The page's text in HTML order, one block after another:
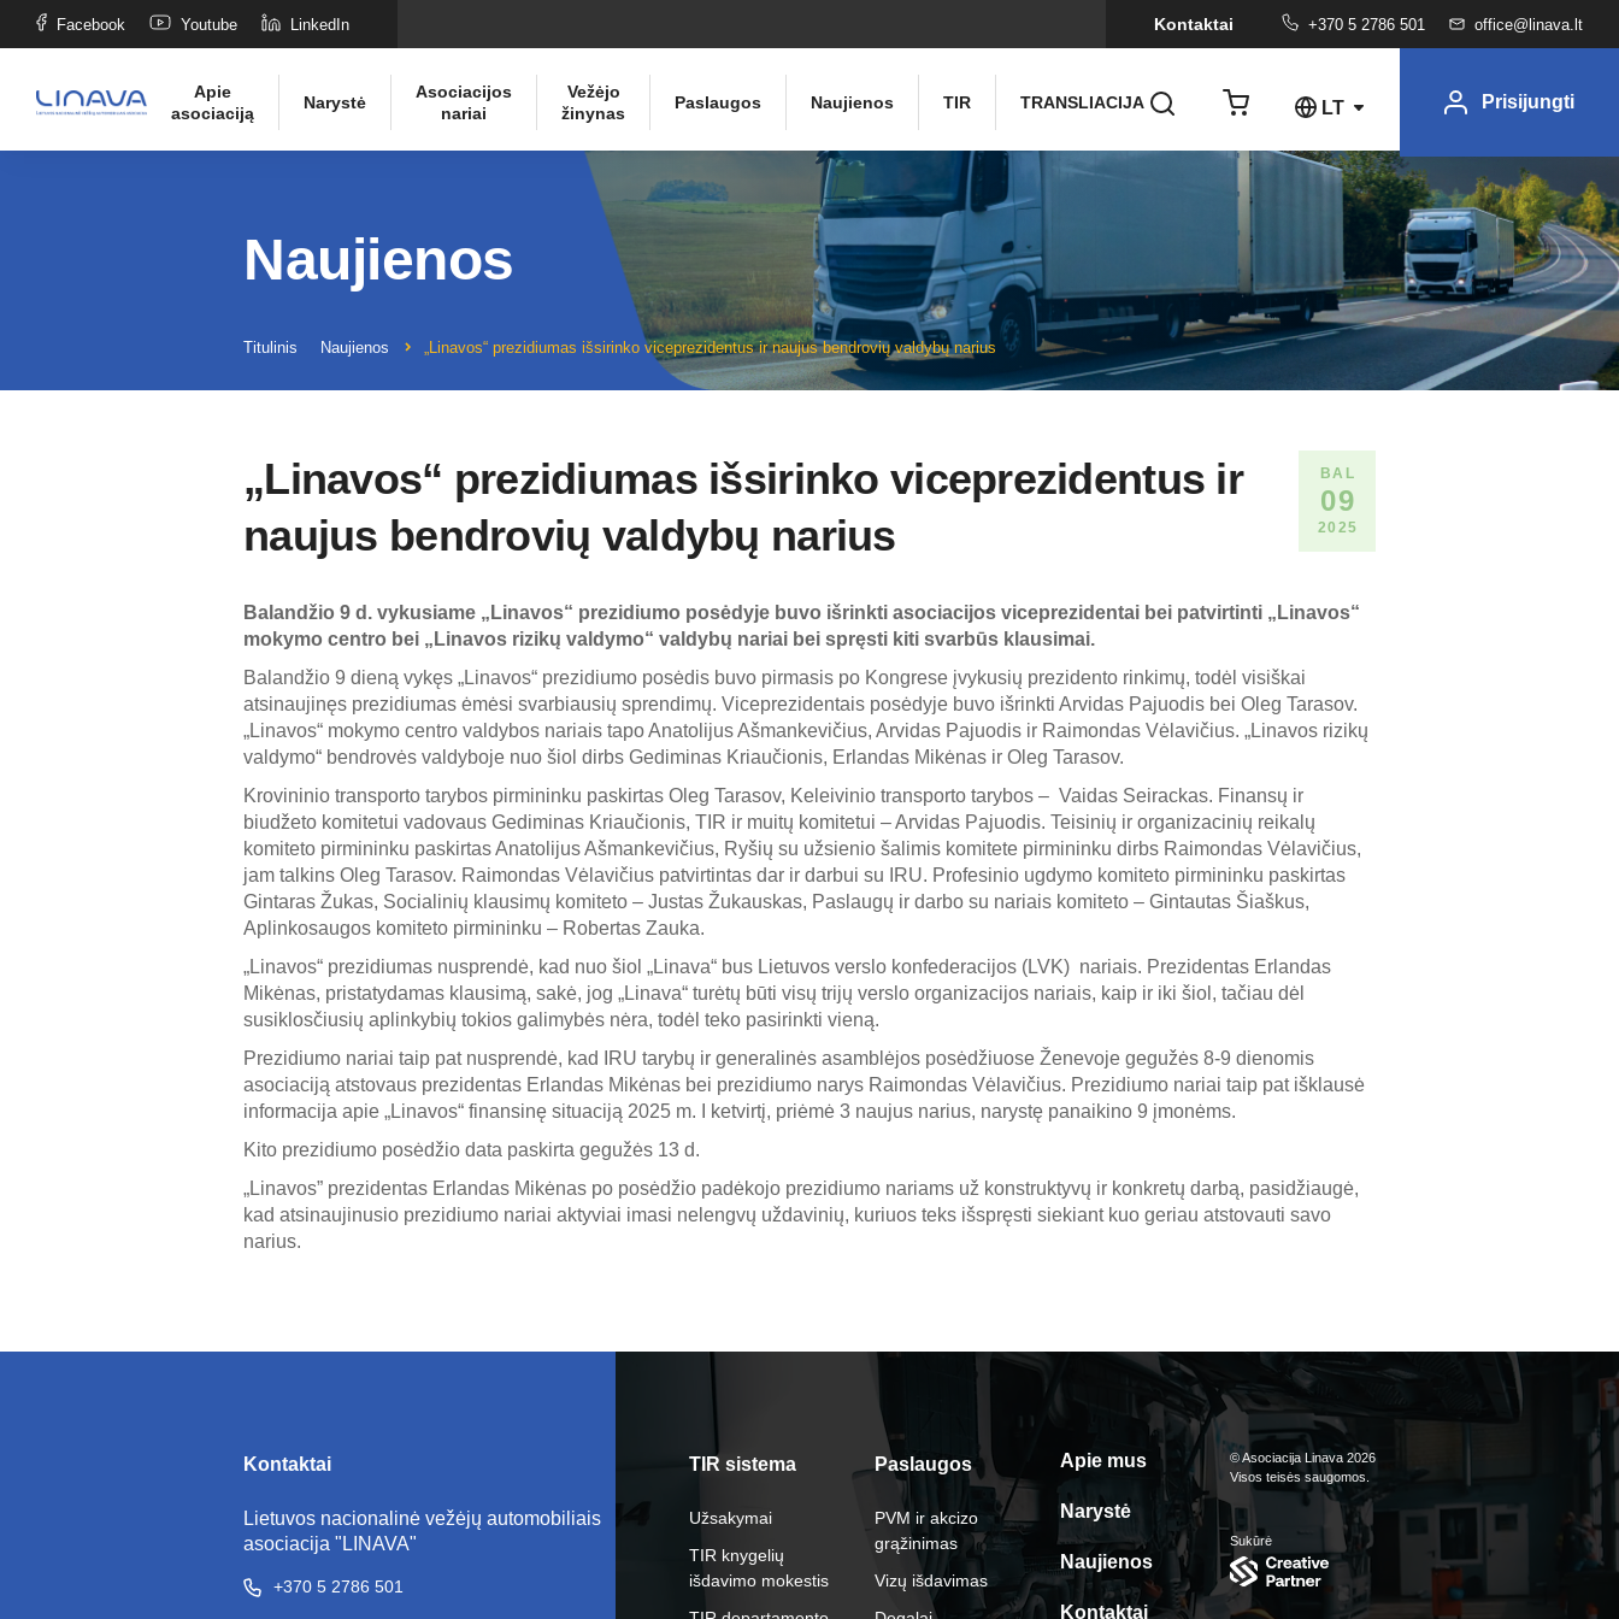
Facebook Youtube LinkedIn Kontaktai +370 5 2786 501 office@linava.lt
Apie
asociaciją
Narystė
Asociacijos
nariai
Vežėjo
žinynas
Paslaugos Naujienos TIR TRANSLIACIJA LT Prisijungti
Naujienos
Titulinis Naujienos „Linavos“ prezidiumas išsirinko viceprezidentus ir naujus bendrovių valdybų narius
„Linavos“ prezidiumas išsirinko viceprezidentus ir
naujus bendrovių valdybų narius
BAL
09
2025
Balandžio 9 d. vykusiame „Linavos“ prezidiumo posėdyje buvo išrinkti asociacijos viceprezidentai bei patvirtinti „Linavos“
mokymo centro bei „Linavos rizikų valdymo“ valdybų nariai bei spręsti kiti svarbūs klausimai.
Balandžio 9 dieną vykęs „Linavos“ prezidiumo posėdis buvo pirmasis po Kongrese įvykusių prezidento rinkimų, todėl visiškai
atsinaujinęs prezidiumas ėmėsi svarbiausių sprendimų. Viceprezidentais posėdyje buvo išrinkti Arvidas Pajuodis bei Oleg Tarasov.
„Linavos“ mokymo centro valdybos nariais tapo Anatolijus Ašmankevičius, Arvidas Pajuodis ir Raimondas Vėlavičius. „Linavos rizikų
valdymo“ bendrovės valdyboje nuo šiol dirbs Gediminas Kriaučionis, Erlandas Mikėnas ir Oleg Tarasov.
Krovininio transporto tarybos pirmininku paskirtas Oleg Tarasov, Keleivinio transporto tarybos – Vaidas Seirackas. Finansų ir
biudžeto komitetui vadovaus Gediminas Kriaučionis, TIR ir muitų komitetui – Arvidas Pajuodis. Teisinių ir organizacinių reikalų
komiteto pirmininku paskirtas Anatolijus Ašmankevičius, Ryšių su užsienio šalimis komitete pirmininku dirbs Raimondas Vėlavičius,
jam talkins Oleg Tarasov. Raimondas Vėlavičius patvirtintas dar ir darbui su IRU. Profesinio ugdymo komiteto pirmininku paskirtas
Gintaras Žukas, Socialinių klausimų komiteto – Justas Žukauskas, Paslaugų ir darbo su nariais komiteto – Gintautas Šiaškus,
Aplinkosaugos komiteto pirmininku – Robertas Zauka.
„Linavos“ prezidiumas nusprendė, kad nuo šiol „Linava“ bus Lietuvos verslo konfederacijos (LVK) nariais. Prezidentas Erlandas
Mikėnas, pristatydamas klausimą, sakė, jog „Linava“ turėtų būti visų trijų verslo organizacijos nariais, kaip ir iki šiol, tačiau dėl
susiklosčiusių aplinkybių tokios galimybės nėra, todėl teko pasirinkti vieną.
Prezidiumo nariai taip pat nusprendė, kad IRU tarybų ir generalinės asamblėjos posėdžiuose Ženevoje gegužės 8-9 dienomis
asociaciją atstovaus prezidentas Erlandas Mikėnas bei prezidiumo narys Raimondas Vėlavičius. Prezidiumo nariai taip pat išklausė
informacija apie „Linavos“ finansinę situaciją 2025 m. I ketvirtį, priėmė 3 naujus narius, narystę panaikino 9 įmonėms.
Kito prezidiumo posėdžio data paskirta gegužės 13 d.
„Linavos” prezidentas Erlandas Mikėnas po posėdžio padėkojo prezidiumo nariams už konstruktyvų ir konkretų darbą, pasidžiaugė,
kad atsinaujinusio prezidiumo nariai aktyviai imasi nelengvų uždavinių, kuriuos teks išspręsti siekiant kuo geriau atstovauti savo
narius.
Kontaktai
Lietuvos nacionalinė vežėjų automobiliais
asociacija "LINAVA"
+370 5 2786 501
TIR sistema
Užsakymai
TIR knygelių
išdavimo mokestis
Paslaugos
PVM ir akcizo
grąžinimas
Vizų išdavimas
Apie mus
Narystė
Naujienos
Kontaktai
© Asociacija Linava 2026
Visos teisės saugomos.
Sukūrė